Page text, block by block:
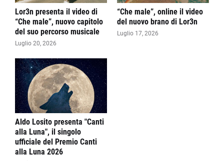
Lor3n presenta il video di
“Che male”, nuovo capitolo
del suo percorso musicale
Luglio 20, 2026
“Che male”, online il video
del nuovo brano di Lor3n
Luglio 17, 2026
Aldo Losito presenta "Canti
alla Luna", il singolo
ufficiale del Premio Canti
alla Luna 2026